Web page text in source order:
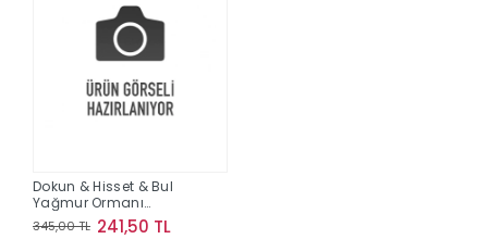
Dokun & Hisset & Bul
Yağmur Ormanı
Hayvanları
345,00 TL 241,50 TL